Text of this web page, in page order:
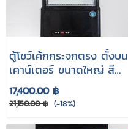
ตู้โชว์เค้กกระจกตรง ตั้งบน
เคาน์เตอร์ ขนาดใหญ่ สีดำ
AC-98B
17,400.00 ฿
21,150.00 ฿ (-18%)